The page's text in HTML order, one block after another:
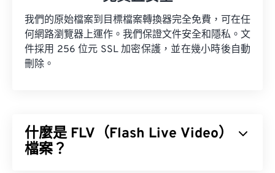
我們的原始檔案到目標檔案轉換器完全免費，可在任
何網路瀏覽器上運作。我們保證文件安全和隱私。文
件採用 256 位元 SSL 加密保護，並在幾小時後自動
刪除。
什麼是 FLV（Flash Live Video）
檔案？